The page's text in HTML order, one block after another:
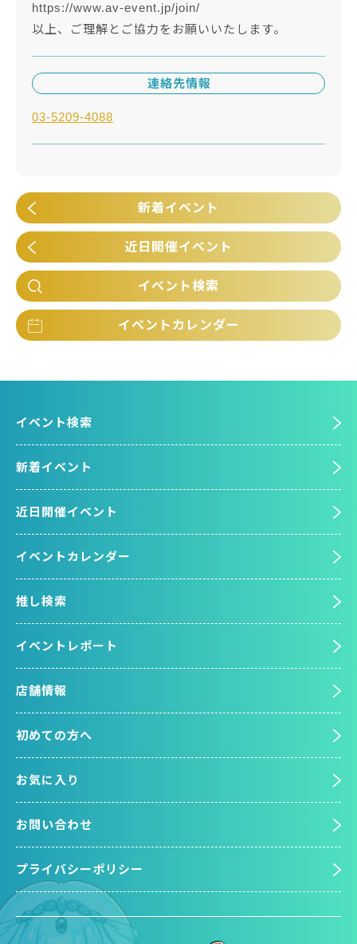
https://www.av-event.jp/join/
以上、ご理解とご協力をお願いいたします。
連絡先情報
03-5209-4088
新着イベント
近日開催イベント
イベント検索
イベントカレンダー
イベント検索
新着イベント
近日開催イベント
イベントカレンダー
推し検索
イベントレポート
店舗情報
初めての方へ
お気に入り
お問い合わせ
プライバシーポリシー